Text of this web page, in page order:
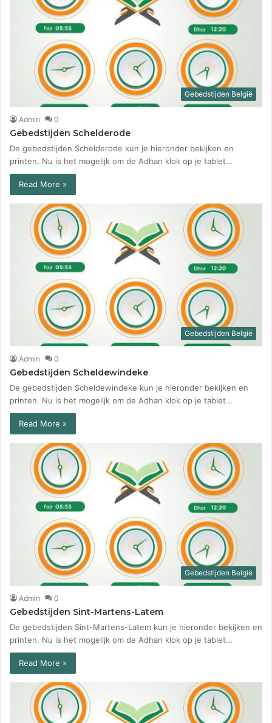
Gebedstijden België
Admin 0
Gebedstijden Schelderode
De gebedstijden Schelderode kun je hieronder bekijken en
printen. Nu is het mogelijk om de Adhan klok op je tablet…
Read More »
Gebedstijden België
Admin 0
Gebedstijden Scheldewindeke
De gebedstijden Scheldewindeke kun je hieronder bekijken en
printen. Nu is het mogelijk om de Adhan klok op je tablet…
Read More »
Gebedstijden België
Admin 0
Gebedstijden Sint-Martens-Latem
De gebedstijden Sint-Martens-Latem kun je hieronder bekijken en
printen. Nu is het mogelijk om de Adhan klok op je tablet…
Read More »